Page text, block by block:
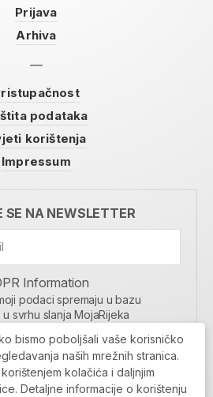
Prijava
Arhiva
podataka
korištenja
Impressum
SE NA NEWSLETTER
Information
podaci spremaju u bazu
svrhu slanja MojaRijeka
NEWSLETTER
PRIJAVI SE
bismo poboljšali vaše korisničko
naših mrežnih stranica.
kolačića i daljnjim
Detaljne informacije o korištenju